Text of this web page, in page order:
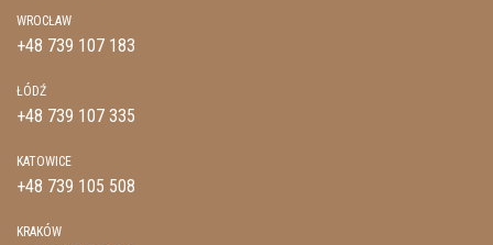
WROCŁAW
+48 739 107 183
ŁÓDŹ
+48 739 107 335
KATOWICE
+48 739 105 508
KRAKÓW